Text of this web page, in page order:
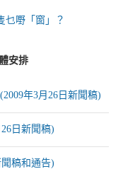
乜嘢「窗」？
安排
年3月26日新聞稿)
日新聞稿)
稿和通告)